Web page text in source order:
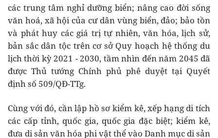
các trung tâm nghỉ dưỡng biển; nâng cao đời sống
văn hoá, xã hội của cư dân vùng biển, đảo; bảo tồn
và phát huy các giá trị tự nhiên, văn hóa, lịch sử,
bản sắc dân tộc trên cơ sở Quy hoạch hệ thống du
lịch thời kỳ 2021 - 2030, tầm nhìn đến năm 2045 đã
được Thủ tướng Chính phủ phê duyệt tại Quyết
định số 509/QĐ-TTg.
Cùng với đó, cần lập hồ sơ kiểm kê, xếp hạng di tích
các cấp tỉnh, quốc gia, quốc gia đặc biệt; kiểm kê,
đưa di sản văn hóa phi vật thể vào Danh mục di sản